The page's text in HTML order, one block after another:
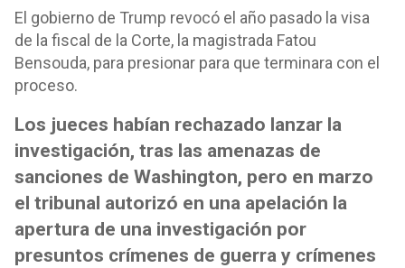
El gobierno de Trump revocó el año pasado la visa
de la fiscal de la Corte, la magistrada Fatou
Bensouda, para presionar para que terminara con el
proceso.
Los jueces habían rechazado lanzar la
investigación, tras las amenazas de
sanciones de Washington, pero en marzo
el tribunal autorizó en una apelación la
apertura de una investigación por
presuntos crímenes de guerra y crímenes